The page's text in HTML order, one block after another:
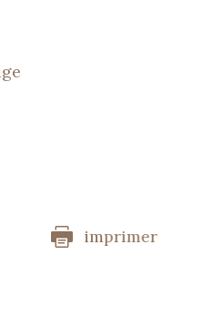
imprimer